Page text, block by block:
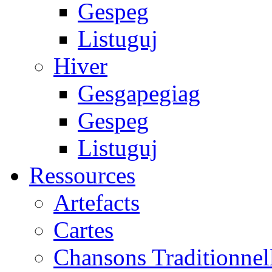
Gespeg
Listuguj
Hiver
Gesgapegiag
Gespeg
Listuguj
Ressources
Artefacts
Cartes
Chansons